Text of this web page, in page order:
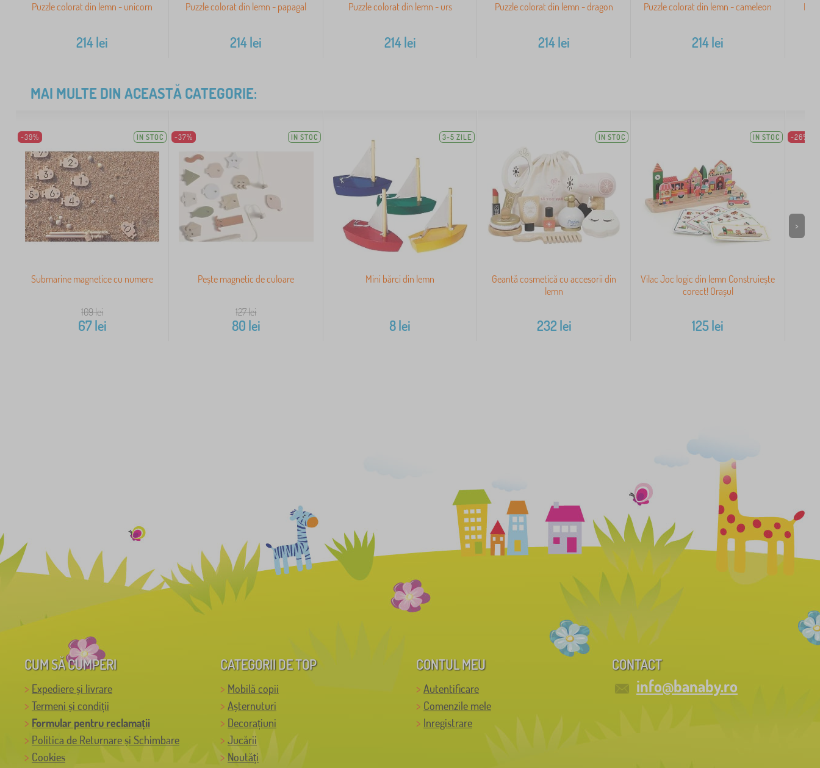
Puzzle colorat din lemn - unicorn
214lei
Puzzle colorat din lemn - papagal
214lei
Puzzle colorat din lemn - urs
214lei
Puzzle colorat din lemn - dragon
214lei
Puzzle colorat din lemn - cameleon
214lei
MAI MULTE DIN ACEASTĂ CATEGORIE:
-39% IN STOC
Submarine magnetice cu numere
109lei
67lei
-37% IN STOC
Pește magnetic de culoare
127lei
80 lei
3-5 ZILE
Mini bărci din lemn
8lei
IN STOC
Geantă cosmetică cu accesorii din
lemn
232 lei
IN STOC
Vilac Joc logic din lemn Construiește
corect! Orașul
125lei
-26%
>
CUM SĂ CUMPERI
Expediere și livrare
Termeni și condiții
Formular pentru reclamații
Politica de Returnare și Schimbare
Cookies
CATEGORII DE TOP
Mobilă copii
Așternuturi
Decorațiuni
Jucării
Noutăți
CONTUL MEU
Autentificare
Comenzile mele
Inregistrare
CONTACT
info@banaby.ro